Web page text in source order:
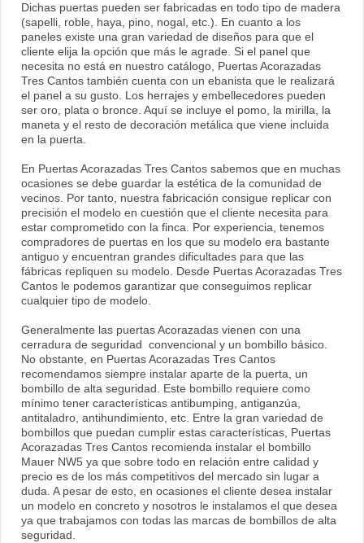
Dichas puertas pueden ser fabricadas en todo tipo de madera
(sapelli, roble, haya, pino, nogal, etc.). En cuanto a los
paneles existe una gran variedad de diseños para que el
cliente elija la opción que más le agrade. Si el panel que
necesita no está en nuestro catálogo, Puertas Acorazadas
Tres Cantos también cuenta con un ebanista que le realizará
el panel a su gusto. Los herrajes y embellecedores pueden
ser oro, plata o bronce. Aquí se incluye el pomo, la mirilla, la
maneta y el resto de decoración metálica que viene incluida
en la puerta.
En Puertas Acorazadas Tres Cantos sabemos que en muchas
ocasiones se debe guardar la estética de la comunidad de
vecinos. Por tanto, nuestra fabricación consigue replicar con
precisión el modelo en cuestión que el cliente necesita para
estar comprometido con la finca. Por experiencia, tenemos
compradores de puertas en los que su modelo era bastante
antiguo y encuentran grandes dificultades para que las
fábricas repliquen su modelo. Desde Puertas Acorazadas Tres
Cantos le podemos garantizar que conseguimos replicar
cualquier tipo de modelo.
Generalmente las puertas Acorazadas vienen con una
cerradura de seguridad convencional y un bombillo básico.
No obstante, en Puertas Acorazadas Tres Cantos
recomendamos siempre instalar aparte de la puerta, un
bombillo de alta seguridad. Este bombillo requiere como
mínimo tener características antibumping, antiganzúa,
antitaladro, antihundimiento, etc. Entre la gran variedad de
bombillos que puedan cumplir estas características, Puertas
Acorazadas Tres Cantos recomienda instalar el bombillo
Mauer NW5 ya que sobre todo en relación entre calidad y
precio es de los más competitivos del mercado sin lugar a
duda. A pesar de esto, en ocasiones el cliente desea instalar
un modelo en concreto y nosotros le instalamos el que desea
ya que trabajamos con todas las marcas de bombillos de alta
seguridad.